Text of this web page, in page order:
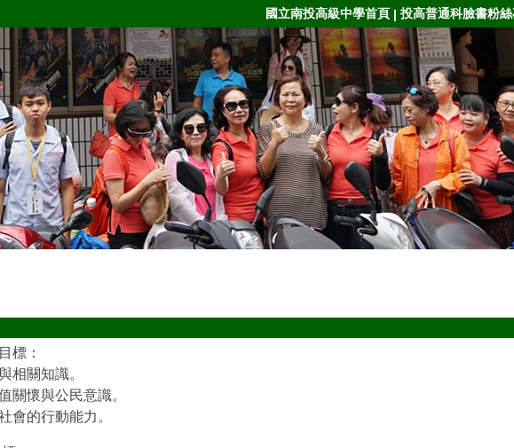
國立南投高級中學首頁 | 投高普通科臉書粉
標：
相關知識。
關懷與公民意識。
會的行動能力。